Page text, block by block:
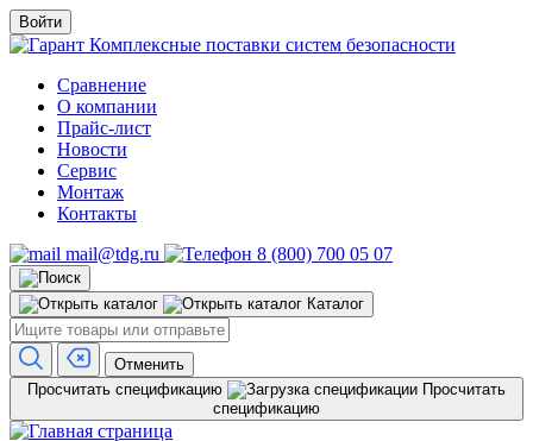
Войти
Комплексные поставки систем безопасности
Сравнение
О компании
Прайс-лист
Новости
Сервис
Монтаж
Контакты
mail@tdg.ru
8 (800) 700 05 07
Каталог
Отменить
Просчитать спецификацию
Просчитать
спецификацию